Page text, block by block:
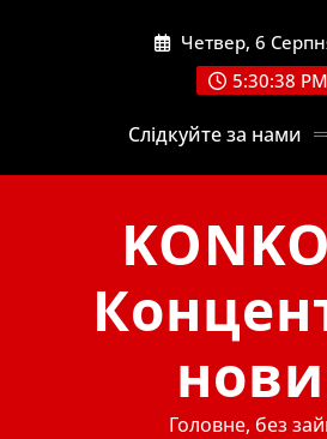
Четвер, 6
5:30:39 PM
Слідкуйте за нами
Головне, без